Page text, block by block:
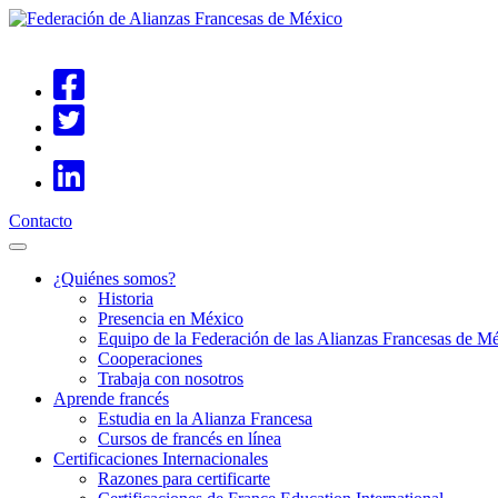
Contacto
¿Quiénes somos?
Historia
Presencia en México
Equipo de la Federación de las Alianzas Francesas de
Cooperaciones
Trabaja con nosotros
Aprende francés
Estudia en la Alianza Francesa
Cursos de francés en línea
Certificaciones Internacionales
Razones para certificarte